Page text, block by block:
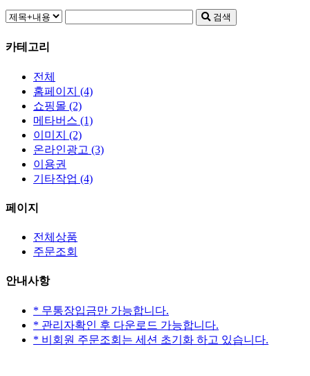
검색
카테고리
전체
홈페이지 (4)
쇼핑몰 (2)
메타버스 (1)
이미지 (2)
온라인광고 (3)
이용권
기타작업 (4)
페이지
전체상품
주문조회
안내사항
* 무통장입금만 가능합니다.
* 관리자확인 후 다운로드 가능합니다.
* 비회원 주문조회는 세션 초기화 하고 있습니다.